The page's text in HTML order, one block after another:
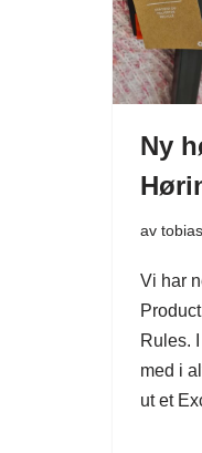
Ny
av
Vi har
Rules.
med i
ut et